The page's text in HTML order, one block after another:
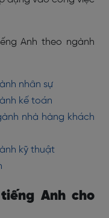
Anh theo ngành
nhân sự
kế toán
nhà hàng khách
kỹ thuật
Anh cho